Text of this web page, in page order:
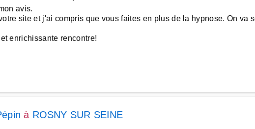
avis.
site et j'ai compris que vous faites en plus de la hypnose. On va
enrichissante rencontre!
à ROSNY SUR SEINE